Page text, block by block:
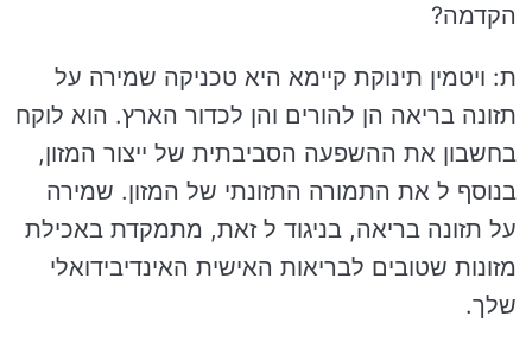
הקדמה?
ת: ויטמין תינוקת קיימא היא טכניקה שמירה על
תזונה בריאה הן להורים והן לכדור הארץ. הוא לוקח
בחשבון את ההשפעה הסביבתית של ייצור המזון,
בנוסף ל את התמורה התזונתי של המזון. שמירה
על תזונה בריאה, בניגוד ל זאת, מתמקדת באכילת
מזונות שטובים לבריאות האישית האינדיבידואלי
שלך.